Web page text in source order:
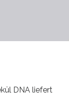
DNA liefert